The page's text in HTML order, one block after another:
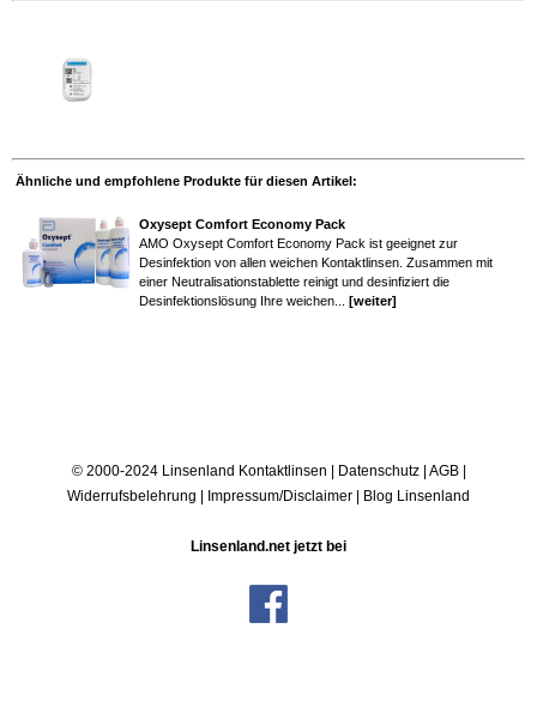
Ähnliche und empfohlene Produkte für diesen Artikel:
Oxysept Comfort Economy Pack
AMO Oxysept Comfort Economy Pack ist geeignet zur
Desinfektion von allen weichen Kontaktlinsen. Zusammen mit
einer Neutralisationstablette reinigt und desinfiziert die
Desinfektionslösung Ihre weichen... [weiter]
© 2000-2024 Linsenland Kontaktlinsen | Datenschutz| AGB|
Widerrufsbelehrung | Impressum/Disclaimer | Blog Linsenland
Linsenland.net jetzt bei